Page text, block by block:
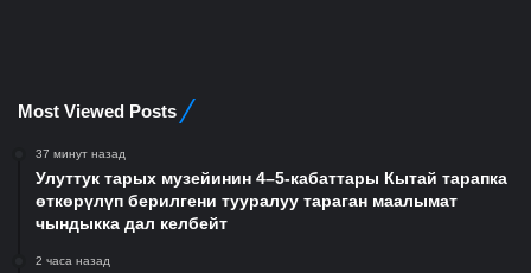
Most Viewed Posts
37 минут назад
Улуттук тарых музейинин 4–5-кабаттары Кытай тарапка
өткөрүлүп берилгени тууралуу тараган маалымат
чындыкка дал келбейт
2 часа назад